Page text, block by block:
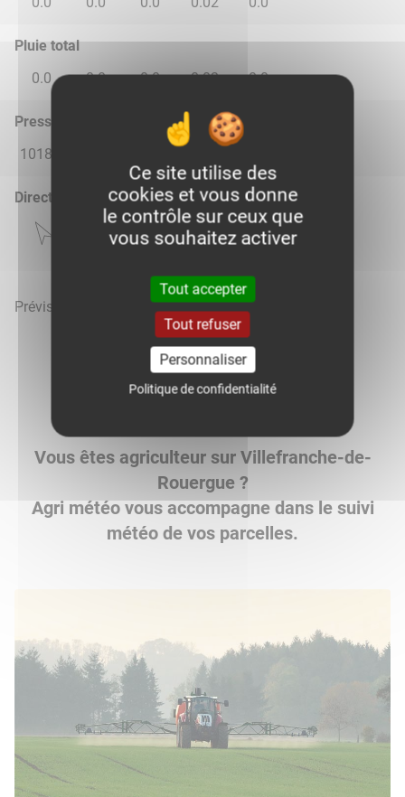
Pluie total
0.0
0.0 0.0 0.02 0.0
Pression atmosphérique (hPa)
1018.0
Direction du vent
Prévisions météo mises à jour le 7 août 2026 à 07h
Voir la météo heure par heure
Vous êtes agriculteur sur Villefranche-de-
Rouergue ?
Agri météo vous accompagne dans le suivi
météo de vos parcelles.
Ce site utilise des
cookies et vous donne
le contrôle sur ceux que
vous souhaitez activer
Tout accepter
Tout refuser
Personnaliser
Politique de confidentialité